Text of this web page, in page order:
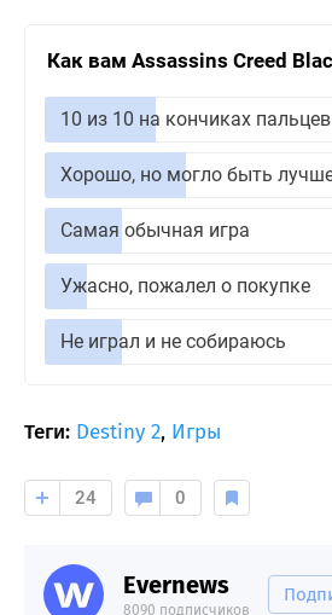
Как вам Assassins Creed
10 из 10 на кончиках пальцев
Хорошо, но могло быть
Самая обычная игра
Ужасно, пожалел о покупке
Не играл и не собираюсь
Теги: Destiny 2, Игры
24 0
Evernews
8090 подписчиков